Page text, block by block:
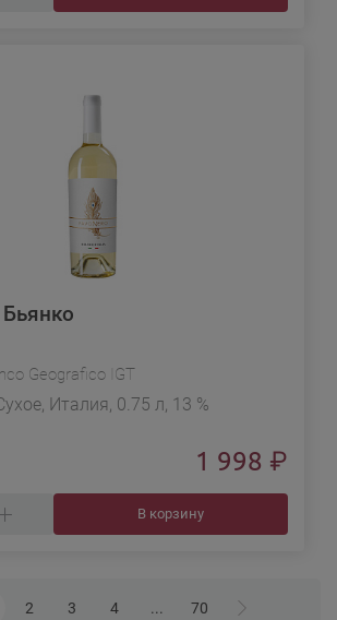
Geografico IGT
Италия, 0.75 л, 13 %
1 998 ₽
В корзину
2 3 4 ... 70